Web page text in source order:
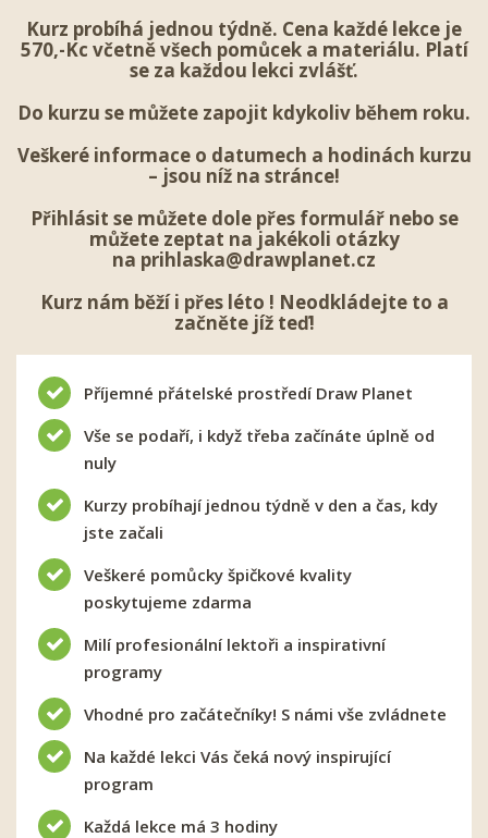
Kurz probíhá jednou týdně. Cena každé lekce je
570,-Kc včetně všech pomůcek a materiálu. Platí
se za každou lekci zvlášť.
Do kurzu se můžete zapojit kdykoliv během roku.
Veškeré informace o datumech a hodinách kurzu
– jsou níž na stránce!
Přihlásit semůžete dole přes formulář nebo se
můžete zeptat na jakékoli otázky
na prihlaska@drawplanet.cz
Kurz nám běží i přes léto ! Neodkládejte to a
začněte jíž teď!
Příjemné přátelské prostředí Draw Planet
Vše se podaří, i když třeba začínáte úplně od
nuly
Kurzy probíhají jednou týdně v den a čas, kdy
jste začali
Veškeré pomůcky špičkové kvality
poskytujeme zdarma
Milí profesionální lektoři a inspirativní
programy
Vhodné pro začátečníky! S námi vše zvládnete
Na každé lekci Vás čeká nový inspirující
program
Každá lekce má 3 hodiny